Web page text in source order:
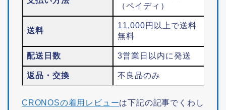
（ペイディ）
送料
11,000円以上で送料
無料
配送日数 3営業日以内に発送
返品・交換 不良品のみ
CRONOSの着用レビューは下記の記事でくわし